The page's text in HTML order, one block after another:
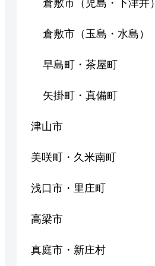
倉敷市（児島・下津井）
倉敷市（玉島・水島）
早島町・茶屋町
矢掛町・真備町
津山市
美咲町・久米南町
浅口市・里庄町
高梁市
真庭市・新庄村